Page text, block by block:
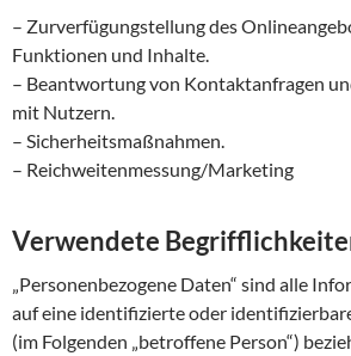
– Zurverfügungstellung des
Funktionen und Inhalte.
– Beantwortung von Kontaktanfragen
mit Nutzern.
– Sicherheitsmaßnahmen.
– Reichweitenmessung/Marketing
Verwendete
„Personenbezogene Daten“ sind alle
auf eine identifizierte oder
(im Folgenden „betroffene Person“)